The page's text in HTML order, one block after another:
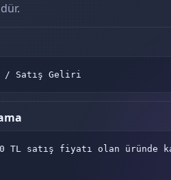
/ Satış Geliri
TL satış fiyatı olan üründe